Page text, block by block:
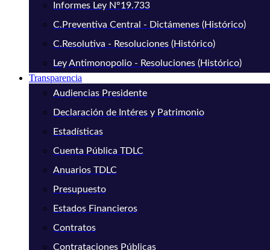
Informes Ley N°19.733
C.Preventiva Central - Dictámenes (Histórico)
C.Resolutiva - Resoluciones (Histórico)
Ley Antimonopolio - Resoluciones (Histórico)
Transparencia
Audiencias Presidente
Declaración de Intéres y Patrimonio
Estadísticas
Cuenta Pública TDLC
Anuarios TDLC
Presupuesto
Estados Financieros
Contratos
Contrataciones Públicas